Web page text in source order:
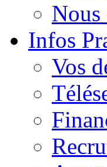
Nous
Infos
Vos